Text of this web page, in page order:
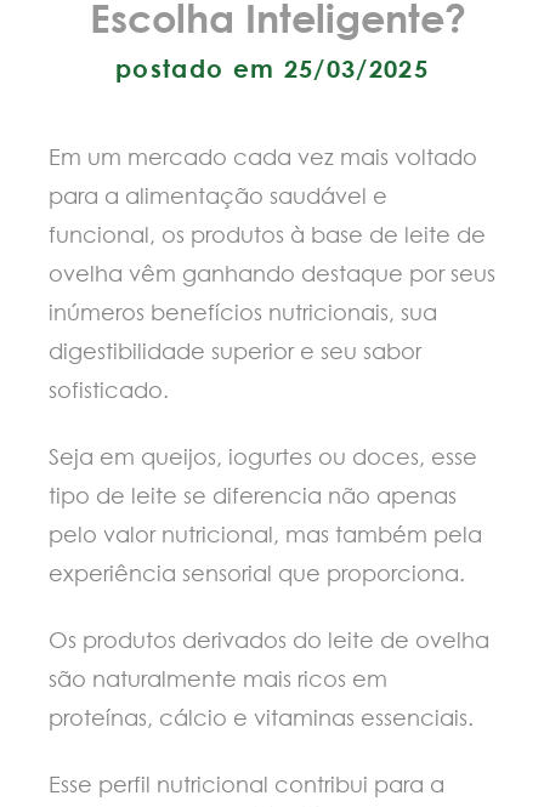
Escolha Inteligente?
postado em 25/03/2025
Em um mercado cada vez mais voltado
para a alimentação saudável e
funcional, os produtos à base de leite de
ovelha vêm ganhando destaque por seus
inúmeros benefícios nutricionais, sua
digestibilidade superior e seu sabor
sofisticado.
Seja em queijos, iogurtes ou doces, esse
tipo de leite se diferencia não apenas
pelo valor nutricional, mas também pela
experiência sensorial que proporciona.
Os produtos derivados do leite de ovelha
são naturalmente mais ricos em
proteínas, cálcio e vitaminas essenciais.
Esse perfil nutricional contribui para a